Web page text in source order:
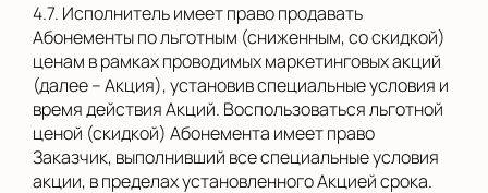
4.7. Исполнитель имеет право продавать
Абонементы по льготным (сниженным, со скидкой)
ценам в рамках проводимых маркетинговых акций
(далее – Акция), установив специальные условия и
время действия Акций. Воспользоваться льготной
ценой (скидкой) Абонемента имеет право
Заказчик, выполнивший все специальные условия
акции, в пределах установленного Акцией срока.